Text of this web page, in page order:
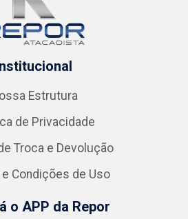
Estrutura
de Privacidade
Troca e Devolução
Condições de Uso
o APP da Repor